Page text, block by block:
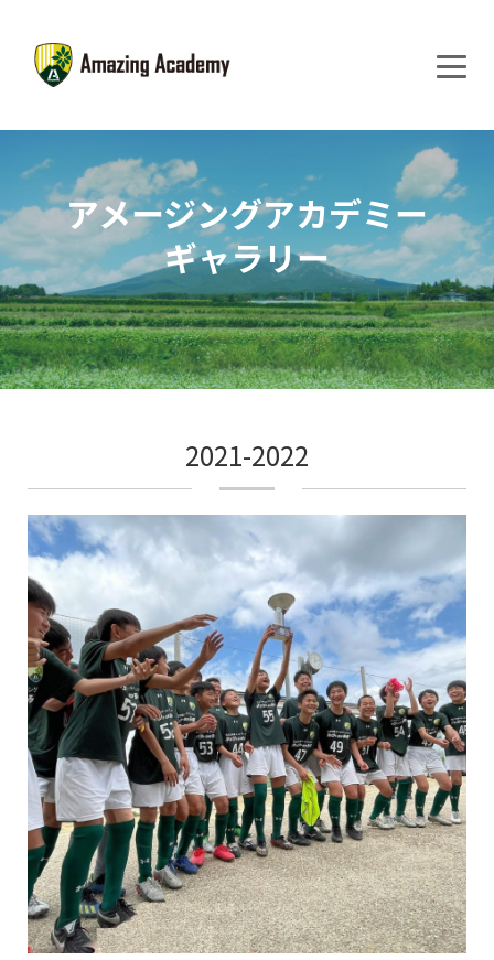
アメージングアカデミー
ギャラリー
2021-2022